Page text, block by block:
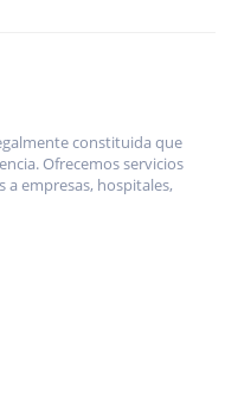
constituida que
Ofrecemos servicios
empresas, hospitales,